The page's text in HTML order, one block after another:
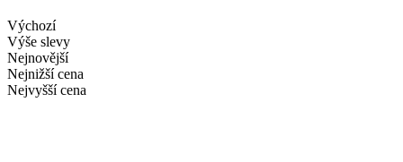
Výchozí
Výše slevy
Nejnovější
Nejnižší cena
Nejvyšší cena